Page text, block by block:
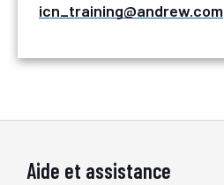
icn_training@andrew.com
Aide et assistance